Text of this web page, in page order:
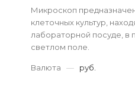
Микроскоп
клеточных культур,
лабораторной посуде, в
светлом поле.
Валюта — руб.